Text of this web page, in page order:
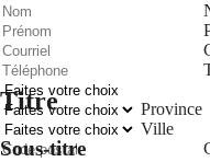
Titre
Sous-titre
Province
Ville